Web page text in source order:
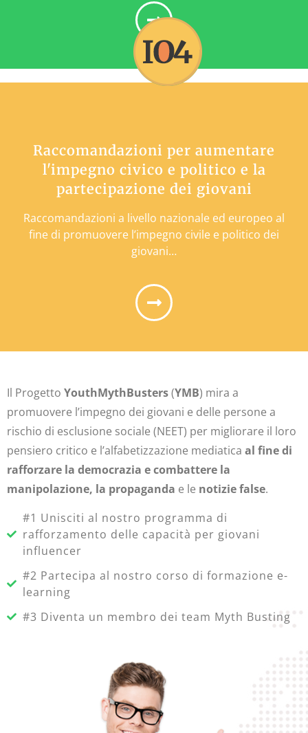
Raccomandazioni per aumentare
l'impegno civico e politico e la
partecipazione dei giovani
Raccomandazioni a livello nazionale ed europeo al
fine di promuovere l’impegno civile e politico dei
giovani…
Il Progetto YouthMythBusters(YMB) mira a
promuovere l’impegno dei giovani e delle persone a
rischio di esclusione sociale (NEET) per migliorare il loro
pensiero critico e l’alfabetizzazione mediatica al fine di
rafforzare la democrazia e combattere la
manipolazione, la propaganda e le notizie false.
#1 Unisciti al nostro programma di
rafforzamento delle capacità per giovani
influencer
#2 Partecipa al nostro corso di formazione e-
learning
#3 Diventa un membro dei team Myth Busting